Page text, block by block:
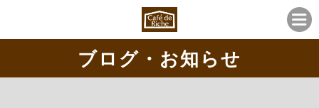
ブログ・お知らせ